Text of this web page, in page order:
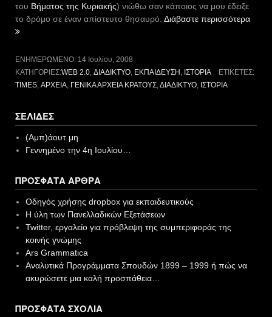
του Βήματος της Κυριακής) νιώθω σαν κάποιος να μου έδειξε
το δρόμο σε έναν απίστευτο θησαυρό. Διάβαστε περισσότερα“Οι
κουτί
ΕΝΗΜΕΡΩΜΈΝΟ: 14 Ιουλίου, 2008
ΚΑΤΗΓΟΡΊΕΣ:WEB 2.0 ΔΙΑΔΊΚΤΥΟ ΕΚΠΑΊΔΕΥΣΗ ΙΣΤΟΡΊΑ
ΕΤΙΚΈΤΕΣ:
TIMES ΑΡΧΕΊΑ ΓΕΝΙΚΆ ΑΡΧΕΊΑ ΚΡΆΤΟΥΣ ΔΙΑΔΊΚΤΥΟ ΙΣΤΟΡΊΑ
ΣΕΛΊΔΕΣ
(Αμπ)άουτ μη
Γεννημένο την 4η Ιουλίου…
ΠΡΌΣΦΑΤΑ ΆΡΘΡΑ
Οδηγός χρήσης dropbox για εκπαιδευτικούς
Η ύλη των Πανελλαδικών Εξετάσεων
Twitter, εργαλείο για πρόβλεψη της συμπεριφοράς της
κοινής γνώμης
Ars Grammatica
Αναλυτικά Προγράμματα Σπουδών 1899 – 1999 ή πώς να
ακυρώσετε μια καλή προσπάθεια…
ΠΡΌΣΦΑΤΑ ΣΧΌΛΙΑ